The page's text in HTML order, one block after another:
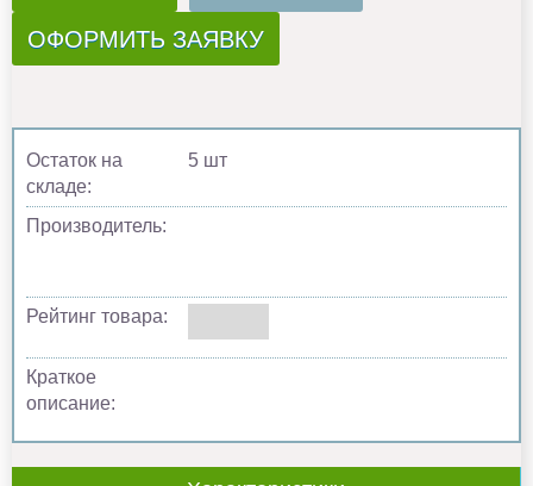
ОФОРМИТЬ ЗАЯВКУ
Остаток на
складе:
5 шт
Производитель:
Рейтинг товара:
Краткое
описание: